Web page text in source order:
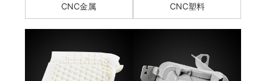
CNC金属 CNC塑料